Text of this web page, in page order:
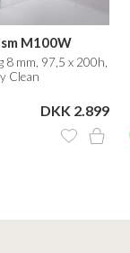
M100W
mm, 97,5 x 200h,
Clean
DKK 2.899